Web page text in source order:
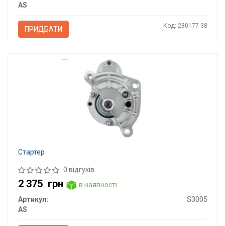
AS
ПРИДБАТИ Код: 280177-38
Стартер
0 відгуків
2 375 грн
в наявності
Артикул:
S3005
AS